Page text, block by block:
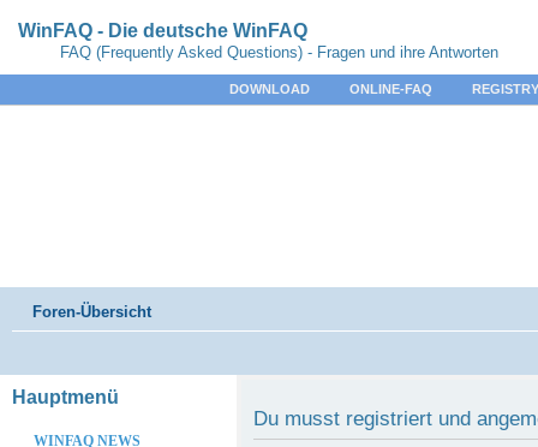
WinFAQ - Die deutsche WinFAQ
FAQ (Frequently Asked Questions) - Fragen und ihre Antworten
DOWNLOAD ONLINE-FAQ
Foren-Übersicht
Du musst registriert und
Hauptmenü
WINFAQ NEWS